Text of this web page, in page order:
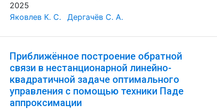
2025
Яковлев К. С.
Дергачёв С. А.
Приближённое построение обратной
связи в нестанционарной линейно-
квадратичной задаче оптимального
управления с помощью техники Паде
аппроксимации